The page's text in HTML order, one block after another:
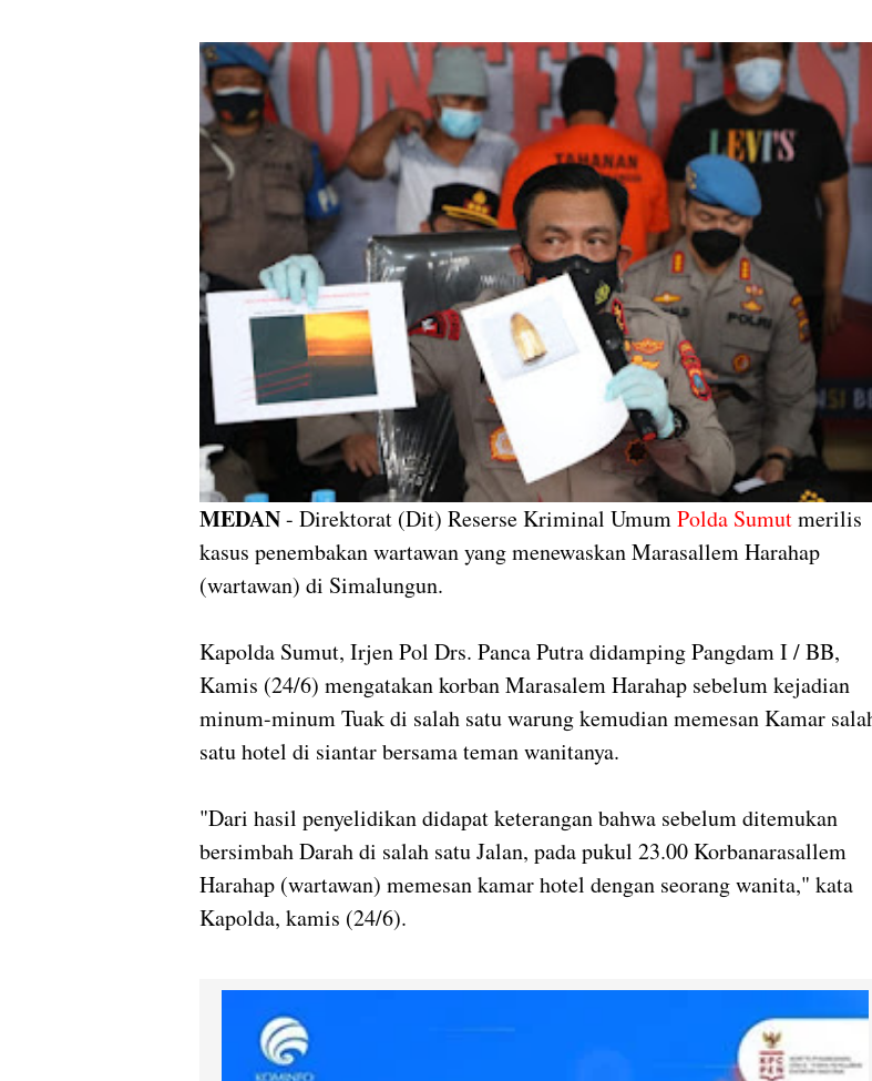
MEDAN- Direktorat (Dit) Reserse Kriminal UmumPolda Sumutmerilis
kasus penembakan wartawan yang menewaskan Marasallem Harahap
(wartawan) di Simalungun.
Kapolda Sumut, Irjen Pol Drs. Panca Putra didamping Pangdam I / BB,
Kamis (24/6) mengatakan korban Marasalem Harahap sebelum kejadian
minum-minum Tuak di salah satu warung kemudian memesan Kamar
satu hotel di siantar bersama teman wanitanya.
"Dari hasil penyelidikan didapat keterangan bahwa sebelum ditemukan
bersimbah Darah di salah satu Jalan, pada pukul 23.00 Korbanarasallem
Harahap (wartawan) memesan kamar hotel dengan seorang wanita," kata
Kapolda, kamis (24/6).